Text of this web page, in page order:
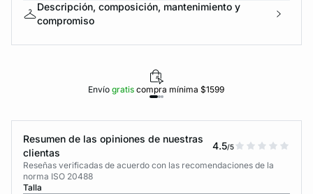
Descripción, composición, mantenimiento y
compromiso
Envíogratiscompra mínima $1599
Resumen de las opiniones de nuestras
clientas
4.5/5
Reseñas verificadas de acuerdo con las recomendaciones de la
norma ISO 20488
Talla